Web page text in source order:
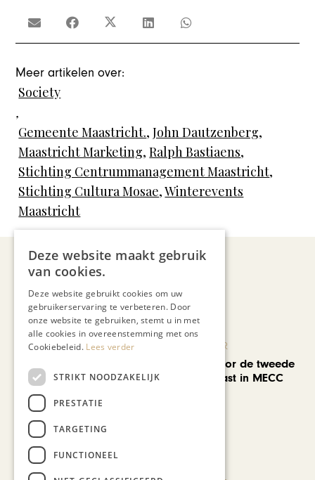
Meer artikelen over:
Society
,
Gemeente Maastricht.,John Dautzenberg,
Maastricht Marketing,Ralph Bastiaens,
Stichting Centrummanagement Maastricht,
Stichting Cultura Mosae,Winterevents
Maastricht
Recent nieuws
KUNST & CULTUUR
EuropArtFair voor de tweede
keer op rij te gast in MECC
Deze website maakt gebruik
van cookies.
Deze website gebruikt cookies om uw
gebruikerservaring te verbeteren. Door
onze website te gebruiken, stemt u in met
alle cookies in overeenstemming met ons
Cookiebeleid. Lees verder
STRIKT NOODZAKELIJK
PRESTATIE
TARGETING
FUNCTIONEEL